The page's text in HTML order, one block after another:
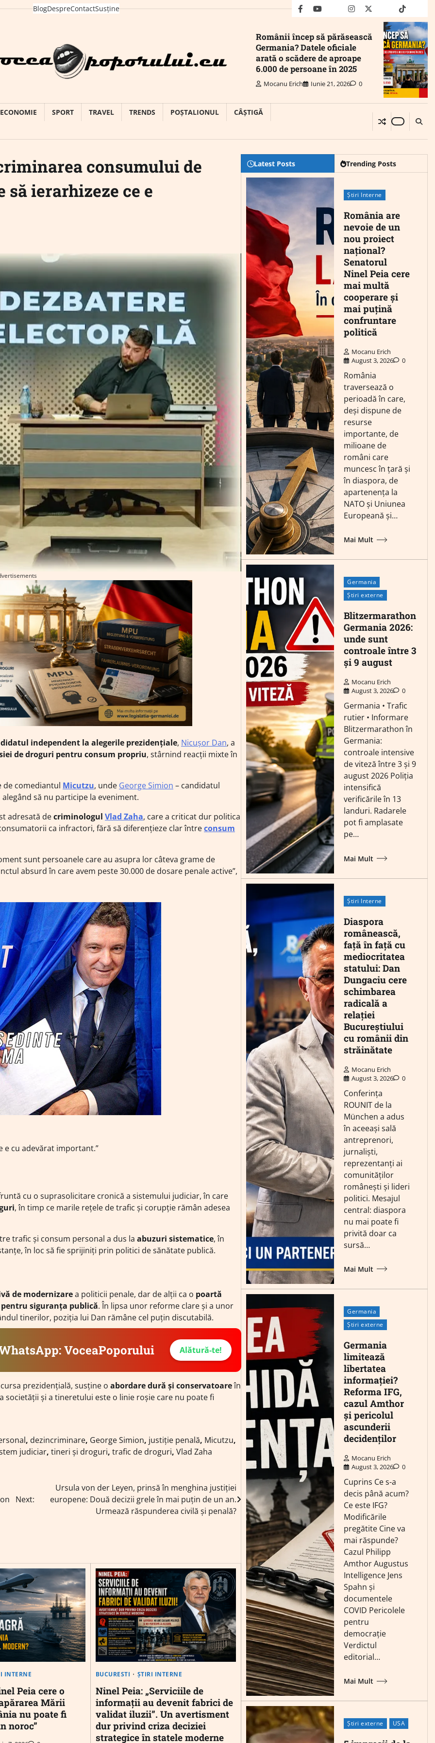
BlogDespreContactSusține facebookyoutubeMailinstagram
twitter truthtiktok
Românii încep să părăsească
Germania? Datele oficiale
arată o scădere de aproape
6.000 de persoane în 2025
Mocanu Erich Iunie 21, 2026 0
ECONOMIE SPORT TRAVEL TRENDS POȘTALIONUL CÂȘTIGĂ
consumului de
să ierarhizeze ce e
independent la alegerile prezidențiale, Nicușor Dan, a
de droguri pentru consum propriu, stârnind reacții mixte în
de comediantul Micutzu, unde George Simion – candidatul
alegând să nu participe la eveniment.
adresată decriminologul Vlad Zaha, care a criticat dur politica
ca infractori, fără să diferențieze clar întreconsum
sunt persoanele care au asupra lor câteva grame de
absurd în care avem peste 30.000 de dosare penale active”,
e cu adevărat important.”
cu o suprasolicitare cronică a sistemului judiciar, în care
, în timp ce marile rețele de trafic și corupție rămân adesea
trafic și consum personal a dus la abuzuri sistematice, în
în loc să fie sprijiniți prin politici de sănătate publică.
de modernizarea politicii penale, dar de alții ca o poartă
siguranța publică. În lipsa unor reforme clare și a unor
tinerilor, poziția lui Dan rămâne cel puțin discutabilă.
VoceaPoporului Alătură-te!
prezidențială, susține o abordare dură și conservatoareîn
și a tineretului este o linie roșie care nu poate fi
, dezincriminare, George Simion, justiție penală, Micutzu,
judiciar, tineri și droguri, trafic de droguri, Vlad Zaha
Next:
Ursula von der Leyen, prinsă în menghina justiției
europene: Două decizii grele în mai puțin de un an.
Urmează răspunderea civilă și penală?
INTERNE
Peia cere o
Mării
nu poate fi
noroc”
BUCURESTI ȘTIRI INTERNE
Ninel Peia: „Serviciile de
informații au devenit fabrici de
validat iluzii”. Un avertisment
dur privind criza deciziei
strategice în statele moderne
Latest Posts Trending Posts
Știri Interne
România are
nevoie de un
nou proiect
național?
Senatorul
Ninel Peia cere
mai multă
cooperare și
mai puțină
confruntare
politică
Mocanu Erich
August 3, 2026
0
România
traversează o
perioadă în care,
deși dispune de
resurse
importante, de
milioane de
români care
muncesc în țară și
în diaspora, de
apartenența la
NATO și Uniunea
Europeană și…
Mai Mult
Germania
Știri externe
Blitzermarathon
Germania 2026:
unde sunt
controale între 3
și 9 august
Mocanu Erich
August 3, 2026
0
Germania • Trafic
rutier • Informare
Blitzermarathon în
Germania:
controale intensive
de viteză între 3 și 9
august 2026 Poliția
intensifică
verificările în 13
landuri. Radarele
pot fi amplasate
pe…
Mai Mult
Știri Interne
Diaspora
românească,
față în față cu
mediocritatea
statului: Dan
Dungaciu cere
schimbarea
radicală a
relației
Bucureștiului
cu românii din
străinătate
Mocanu Erich
August 3, 2026
0
Conferința
ROUNIT de la
München a adus
în aceeași sală
antreprenori,
jurnaliști,
reprezentanți ai
comunităților
românești și lideri
politici. Mesajul
central: diaspora
nu mai poate fi
privită doar ca
sursă…
Mai Mult
Germania
Știri externe
Germania
limitează
libertatea
informației?
Reforma IFG,
cazul Amthor
și pericolul
ascunderii
decidenților
Mocanu Erich
August 3, 2026
0
Cuprins Ce s-a
decis până acum?
Ce este IFG?
Modificările
pregătite Cine va
mai răspunde?
Cazul Philipp
Amthor Augustus
Intelligence Jens
Spahn și
documentele
COVID Pericolele
pentru
democrație
Verdictul
editorial…
Mai Mult
Știri externe USA